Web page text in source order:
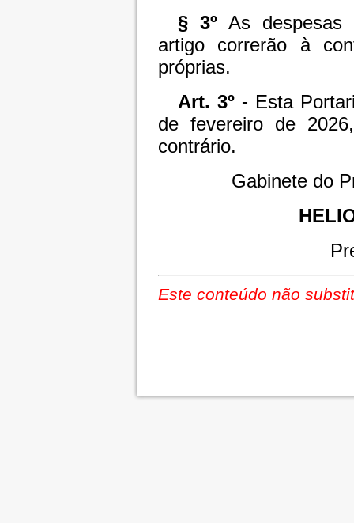
§ 3ºAs despesas
artigo correrão à
próprias.
Art. 3º - Esta
de fevereiro de
contrário.
Gabinete do
Este conteúdo não